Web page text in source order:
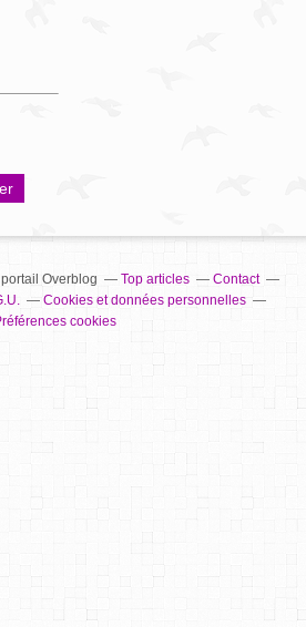
Overblog Top articles
Contact
Cookies et données personnelles
cookies